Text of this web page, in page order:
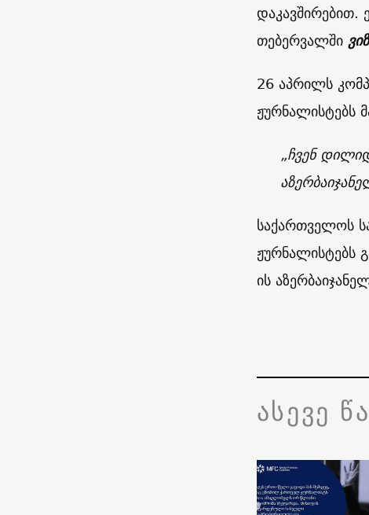
დაკავშირებით.
თებერვალში
26 აპრილს
ჟურნალისტებს
„ჩვენ
საქართველოს
ჟურნალისტებს
ის
ასევე